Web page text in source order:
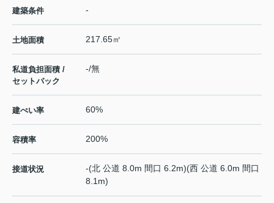
建築条件 -
土地面積 217.65㎡
私道負担面積 /
セットバック
-/無
建ぺい率 60%
容積率 200%
接道状況
-(北 公道 8.0m 間口 6.2m)(西 公道 6.0m 間口
8.1m)